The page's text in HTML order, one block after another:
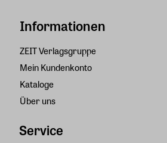
Informationen
ZEIT Verlagsgruppe
Mein Kundenkonto
Kataloge
Über uns
Service